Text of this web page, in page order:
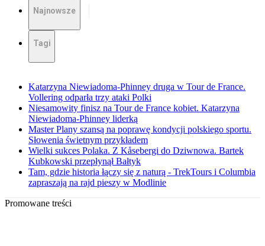
Najnowsze
Tagi
Katarzyna Niewiadoma-Phinney druga w Tour de France.
Vollering odparła trzy ataki Polki
Niesamowity finisz na Tour de France kobiet. Katarzyna
Niewiadoma-Phinney liderką
Master Plany szansą na poprawę kondycji polskiego sportu.
Słowenia świetnym przykładem
Wielki sukces Polaka. Z Kåsebergi do Dziwnowa. Bartek
Kubkowski przepłynął Bałtyk
Tam, gdzie historia łączy się z naturą - TrekTours i Columbia
zapraszają na rajd pieszy w Modlinie
Promowane treści